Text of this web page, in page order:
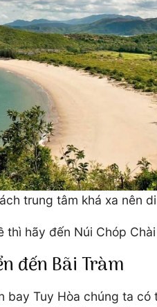
trung tâm khá xa nên
thì hãy đến Núi Chóp
đến Bãi Tràm
bay Tuy Hòa chúng ta